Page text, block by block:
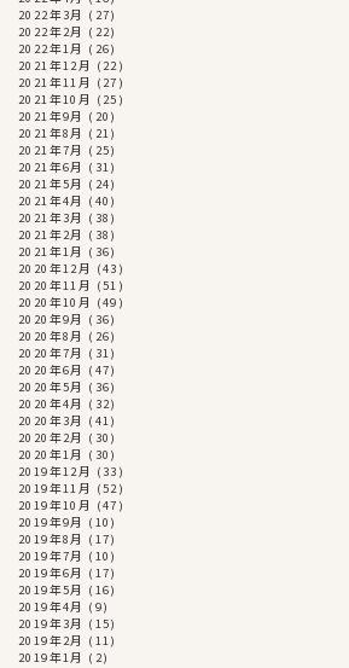
2022年3月 (27)
2022年2月 (22)
2022年1月 (26)
2021年12月 (22)
2021年11月 (27)
2021年10月 (25)
2021年9月 (20)
2021年8月 (21)
2021年7月 (25)
2021年6月 (31)
2021年5月 (24)
2021年4月 (40)
2021年3月 (38)
2021年2月 (38)
2021年1月 (36)
2020年12月 (43)
2020年11月 (51)
2020年10月 (49)
2020年9月 (36)
2020年8月 (26)
2020年7月 (31)
2020年6月 (47)
2020年5月 (36)
2020年4月 (32)
2020年3月 (41)
2020年2月 (30)
2020年1月 (30)
2019年12月 (33)
2019年11月 (52)
2019年10月 (47)
2019年9月 (10)
2019年8月 (17)
2019年7月 (10)
2019年6月 (17)
2019年5月 (16)
2019年4月 (9)
2019年3月 (15)
2019年2月 (11)
2019年1月 (2)